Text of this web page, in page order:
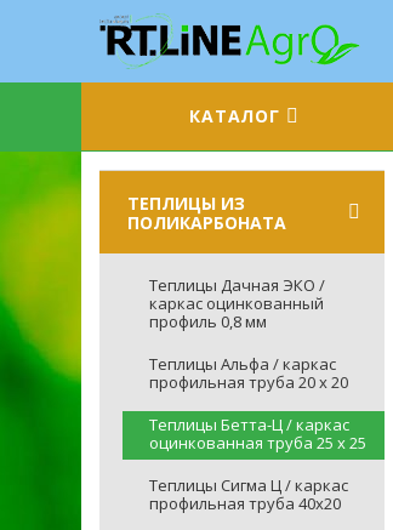
КАТАЛОГ
ТЕПЛИЦЫ ИЗ
ПОЛИКАРБОНАТА
Теплицы Дачная ЭКО /
каркас оцинкованный
профиль 0,8 мм
Теплицы Альфа / каркас
профильная труба 20 х 20
Теплицы Бетта-Ц / каркас
оцинкованная труба 25 х 25
Теплицы Сигма Ц / каркас
профильная труба 40х20